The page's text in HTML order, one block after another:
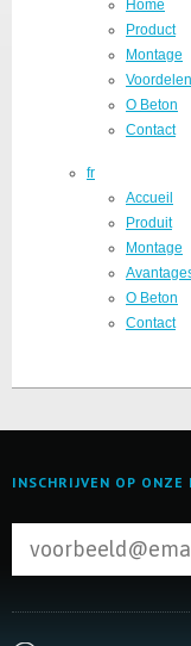
Home
Product
Montage
Voordelen
O Beton
Contact
fr
Accueil
Produit
Montage
O Beton
Contact
INSCHRIJVEN OP ONZE